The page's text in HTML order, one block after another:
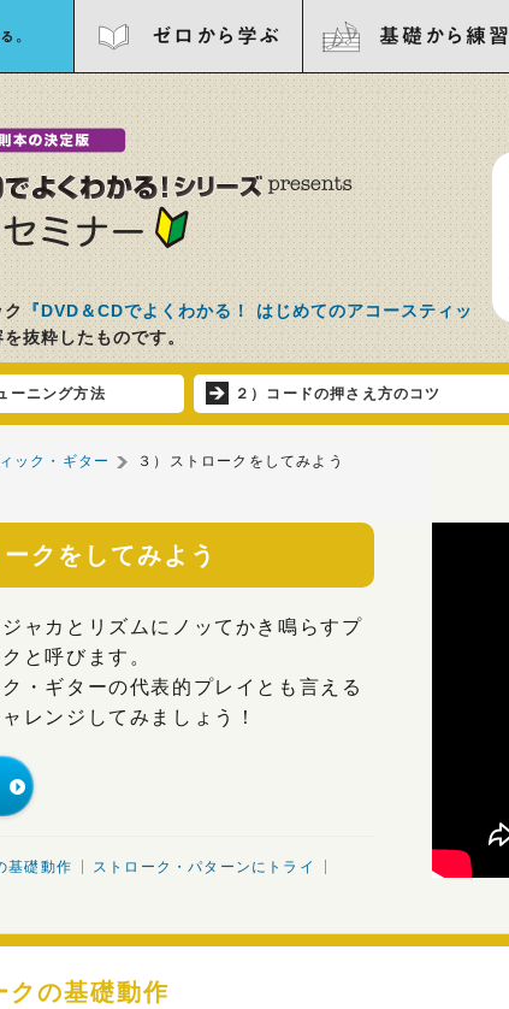
。 ゼロから学ぶ 基礎から練習
『DVD＆CDでよくわかる！ はじめてのアコースティッ
抜粋したものです。
ーニング方法 ２）コードの押さえ方のコツ
ック・ギター ３）ストロークをしてみよう
クをしてみよう
ャカとリズムにノッてかき鳴らすプ
と呼びます。
・ギターの代表的プレイとも言える
レンジしてみましょう！
基礎動作 ストローク・パターンにトライ
クの基礎動作